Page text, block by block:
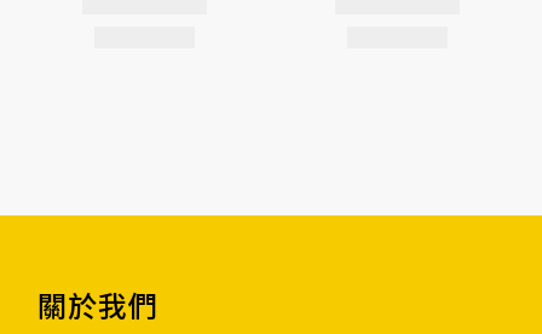
關於我們